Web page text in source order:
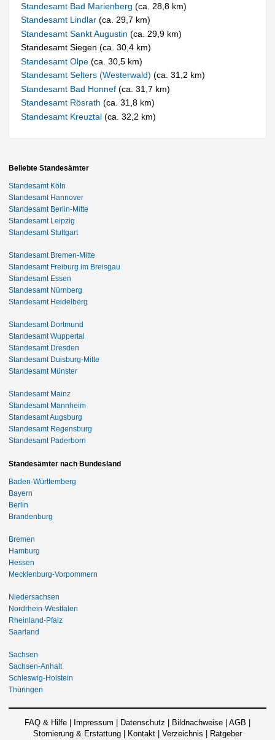
Standesamt Bad Marienberg(ca. 28,8 km)
Standesamt Lindlar(ca. 29,7 km)
Standesamt Sankt Augustin(ca. 29,9 km)
Standesamt Siegen (ca. 30,4 km)
Standesamt Olpe(ca. 30,5 km)
Standesamt Selters (Westerwald)(ca. 31,2 km)
Standesamt Bad Honnef(ca. 31,7 km)
Standesamt Rösrath(ca. 31,8 km)
Standesamt Kreuztal(ca. 32,2 km)
Beliebte Standesämter
Standesamt Köln
Standesamt Hannover
Standesamt Berlin-Mitte
Standesamt Leipzig
Standesamt Stuttgart
Standesamt Bremen-Mitte
Standesamt Freiburg im Breisgau
Standesamt Essen
Standesamt Nürnberg
Standesamt Heidelberg
Standesamt Dortmund
Standesamt Wuppertal
Standesamt Dresden
Standesamt Duisburg-Mitte
Standesamt Münster
Standesamt Mainz
Standesamt Mannheim
Standesamt Augsburg
Standesamt Regensburg
Standesamt Paderborn
Standesämter nach Bundesland
Baden-Württemberg
Bayern
Berlin
Brandenburg
Bremen
Hamburg
Hessen
Mecklenburg-Vorpommern
Niedersachsen
Nordrhein-Westfalen
Rheinland-Pfalz
Saarland
Sachsen
Sachsen-Anhalt
Schleswig-Holstein
Thüringen
FAQ & Hilfe | Impressum | Datenschutz | Bildnachweise | AGB |
Stornierung & Erstattung | Kontakt | Verzeichnis | Ratgeber